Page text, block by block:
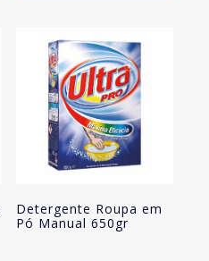
Detergente Roupa em
Pó Manual 650gr